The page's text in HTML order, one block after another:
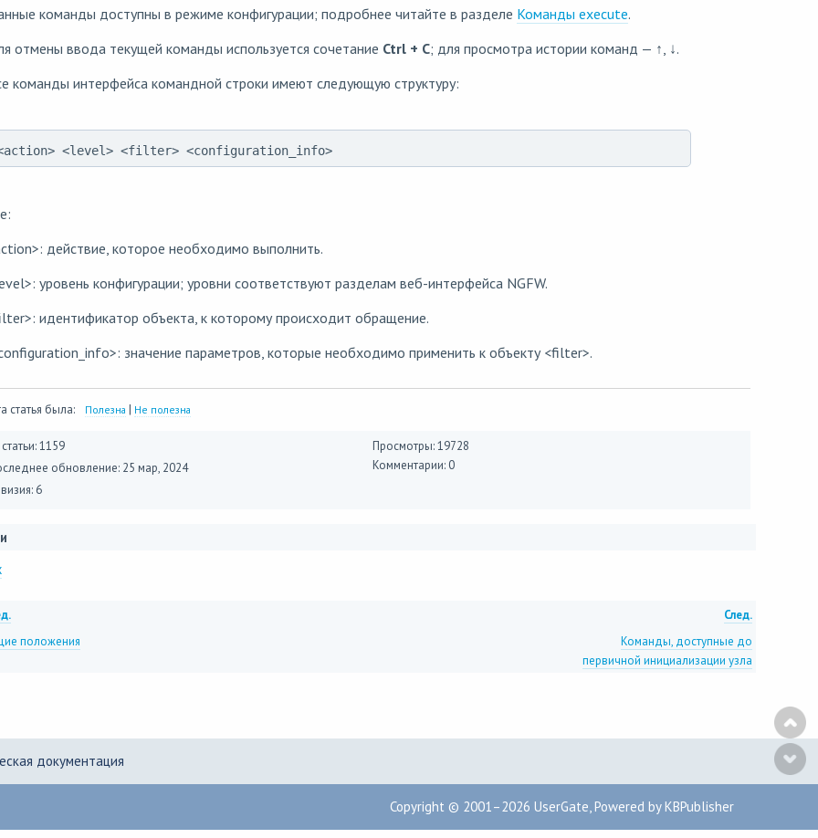
команды доступны в режиме конфигурации; подробнее читайте в разделе Команды execute.
отмены ввода текущей команды используется сочетание Ctrl + C; для просмотра истории команд — ↑, ↓.
команды интерфейса командной строки имеют следующую структуру:
<level> <filter> <configuration_info>
действие, которое необходимо выполнить.
уровень конфигурации; уровни соответствуют разделам веб-интерфейса NGFW.
идентификатор объекта, к которому происходит обращение.
значение параметров, которые необходимо применить к объекту <filter>.
статья была: Полезна | Не полезна
1159
обновление: 25 мар, 2024
6
Просмотры: 19728
Комментарии: 0
След.
положения
Команды, доступные до
первичной инициализации узла
документация
Copyright © 2001–2026 UserGate,Powered by KBPublisher